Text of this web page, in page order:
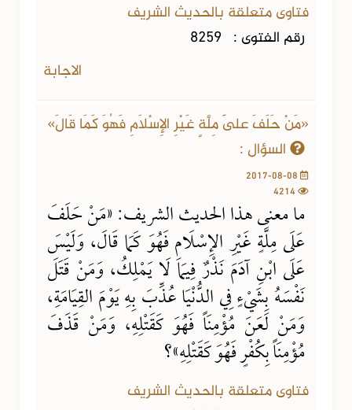
فتاوى متعلقة بالحديث الشريف
رقم الفتوى : 8259
الاجابة
«مَنْ حَلَفَ عَلَى مِلَّةٍ غَيْرِ الإِسْلَامِ فَهُوَ كَمَا قَالَ»
السؤال :
ما معنى هذا الحديث الشريف: «مَنْ حَلَفَ
عَلَى مِلَّةٍ غَيْرِ الإِسْلَامِ فَهُوَ كَمَا قَالَ، وَلَيْسَ
عَلَى ابْنِ آدَمَ نَذْرٌ فِيمَا لَا يَمْلِكُ، وَمَنْ قَتَلَ
نَفْسَهُ بِشَيْءٍ فِي الدُّنْيَا عُذِّبَ بِهِ يَوْمَ القِيَامَةِ،
وَمَنْ لَعَنَ مُؤْمِنَاً فَهُوَ كَقَتْلِهِ، وَمَنْ قَذَفَ
مُؤْمِنَاً بِكُفْرٍ فَهُوَ كَقَتْلِهِ»؟
فتاوى متعلقة بالحديث الشريف